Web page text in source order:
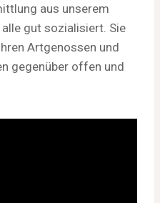
aus unserem
gut sozialisiert. Sie
Artgenossen und
gegenüber offen und